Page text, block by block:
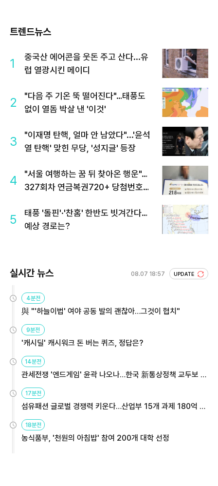
트렌드뉴스
1
중국산 에어콘을 웃돈 주고 산다...유
럽 열광시킨 메이디
2
"다음 주 기온 뚝 떨어진다"…태풍도
없이 열돔 박살 낸 '이것'
3
"이재명 탄핵, 얼마 안 남았다"...'윤석
열 탄핵' 맞힌 무당, '성지글' 등장
4
"서울 여행하는 꿈 뒤 찾아온 행운"…
327회차 연금복권720+ 당첨번호조
5
태풍 '돌핀'·'찬홈' 한반도 빗겨간다…
예상 경로는?
실시간 뉴스 08.07 18:57 UPDATE
4분전
與 "'하늘이법' 여야 공동 발의 괜찮아…그것이 협치"
9분전
'캐시딜' 캐시워크 돈 버는 퀴즈, 정답은?
14분전
관세전쟁 '엔드게임' 윤곽 나오나…한국 新통상정책 교두보 활
용해야
17분전
섬유패션 글로벌 경쟁력 키운다…산업부 15개 과제 180억 지
원
18분전
농식품부, '천원의 아침밥' 참여 200개 대학 선정